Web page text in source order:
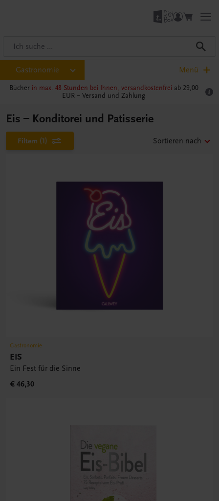
Gastronomie Menü
Bücher in max. 48 Stunden bei Ihnen, versandkostenfrei ab 29,00
EUR – Versand und Zahlung
Eis – Konditorei und Patisserie
Filtern (1) Sortieren nach
Gastronomie
EIS
Ein Fest für die Sinne
€ 46,30